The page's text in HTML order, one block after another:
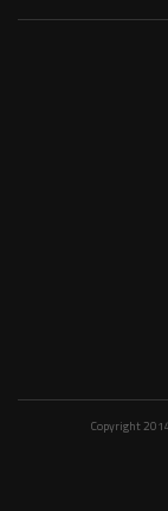
Copyright